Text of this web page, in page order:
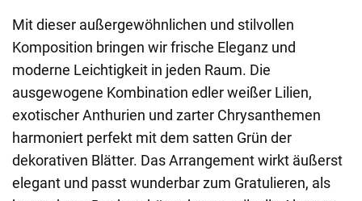
Mit dieser außergewöhnlichen und stilvollen
Komposition bringen wir frische Eleganz und
moderne Leichtigkeit in jeden Raum. Die
ausgewogene Kombination edler weißer Lilien,
exotischer Anthurien und zarter Chrysanthemen
harmoniert perfekt mit dem satten Grün der
dekorativen Blätter. Das Arrangement wirkt äußerst
elegant und passt wunderbar zum Gratulieren, als